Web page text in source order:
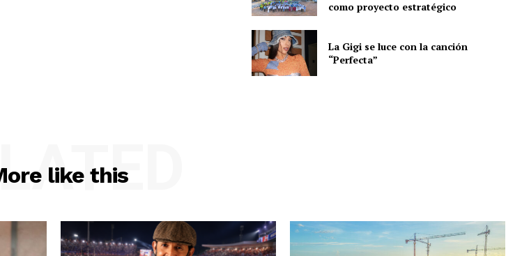
como proyecto estratégico
La Gigi se luce con la canción
“Perfecta”
like this